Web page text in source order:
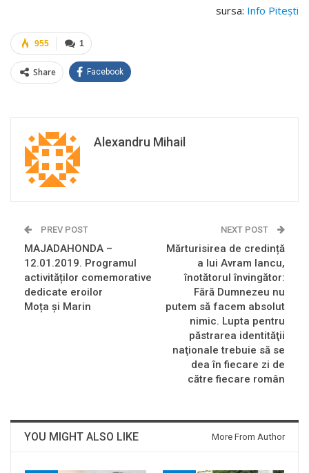
sursa: Info Pitești
1
955
Share Facebook
Alexandru Mihail
PREV POST
MAJADAHONDA –
12.01.2019. Programul
activităților comemorative
dedicate eroilor
Moța și Marin
NEXT POST
Mărturisirea de credință
a lui Avram Iancu,
înotătorul învingător:
Fără Dumnezeu nu
putem să facem absolut
nimic. Lupta pentru
păstrarea identităţii
naţionale trebuie să se
dea în fiecare zi de
către fiecare român
YOU MIGHT ALSO LIKE More From Author